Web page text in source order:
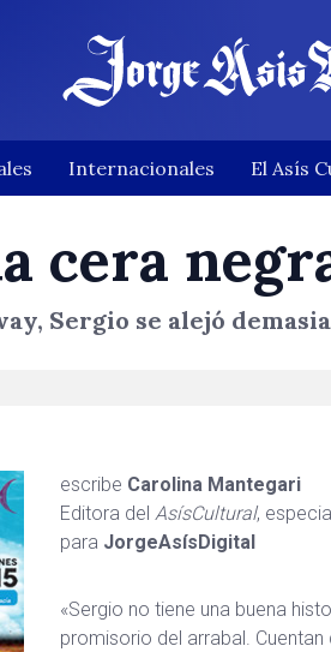
Internacionales El Asís
cera
Sergio se alejó
escribe Carolina Mantegari
Editora del AsísCultural,
para JorgeAsísDigital
«Sergio no tiene una buena
promisorio del arrabal. Cuentan